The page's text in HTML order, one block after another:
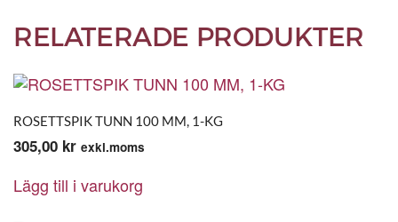
RELATERADE PRODUKTER
ROSETTSPIK TUNN 100 MM, 1-KG
305,00 kr exkl.moms
Lägg till i varukorg